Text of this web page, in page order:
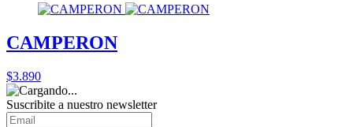
CAMPERON
$3.890
Suscribite a nuestro newsletter